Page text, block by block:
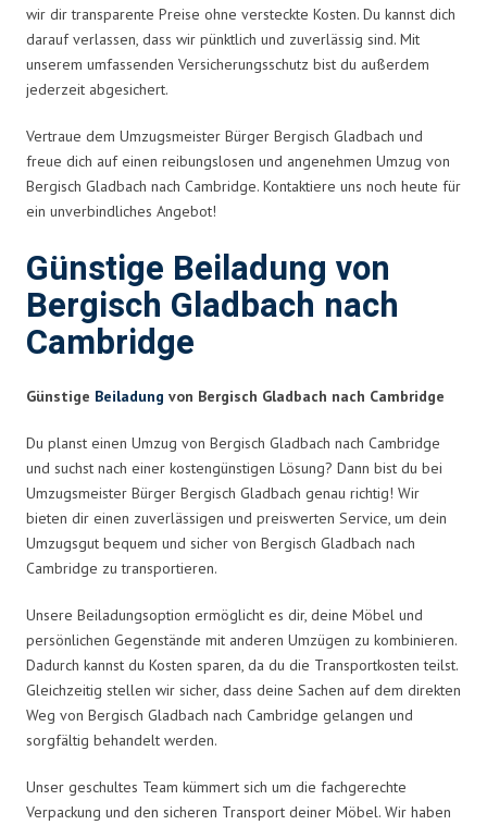
wir dir transparente Preise ohne versteckte Kosten. Du kannst dich
darauf verlassen, dass wir pünktlich und zuverlässig sind. Mit
unserem umfassenden Versicherungsschutz bist du außerdem
jederzeit abgesichert.
Vertraue dem Umzugsmeister Bürger Bergisch Gladbach und
freue dich auf einen reibungslosen und angenehmen Umzug von
Bergisch Gladbach nach Cambridge. Kontaktiere uns noch heute für
ein unverbindliches Angebot!
Günstige Beiladung von
Bergisch Gladbach nach
Cambridge
Günstige Beiladung von Bergisch Gladbach nach Cambridge
Du planst einen Umzug von Bergisch Gladbach nach Cambridge
und suchst nach einer kostengünstigen Lösung? Dann bist du bei
Umzugsmeister Bürger Bergisch Gladbach genau richtig! Wir
bieten dir einen zuverlässigen und preiswerten Service, um dein
Umzugsgut bequem und sicher von Bergisch Gladbach nach
Cambridge zu transportieren.
Unsere Beiladungsoption ermöglicht es dir, deine Möbel und
persönlichen Gegenstände mit anderen Umzügen zu kombinieren.
Dadurch kannst du Kosten sparen, da du die Transportkosten teilst.
Gleichzeitig stellen wir sicher, dass deine Sachen auf dem direkten
Weg von Bergisch Gladbach nach Cambridge gelangen und
sorgfältig behandelt werden.
Unser geschultes Team kümmert sich um die fachgerechte
Verpackung und den sicheren Transport deiner Möbel. Wir haben